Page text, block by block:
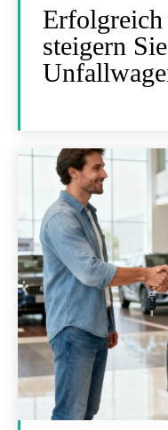
Erfolgreich
steigern